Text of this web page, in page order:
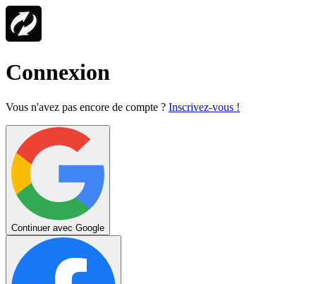
Connexion
Vous n'avez pas encore de compte ? Inscrivez-vous !
Continuer avec Google